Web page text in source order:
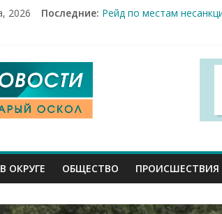
2026 Последние: Рейд по местам
100%-я
Новое сердце:
ОКРУГЕ ОБЩЕСТВО ПРОИСШЕСТВИЯ